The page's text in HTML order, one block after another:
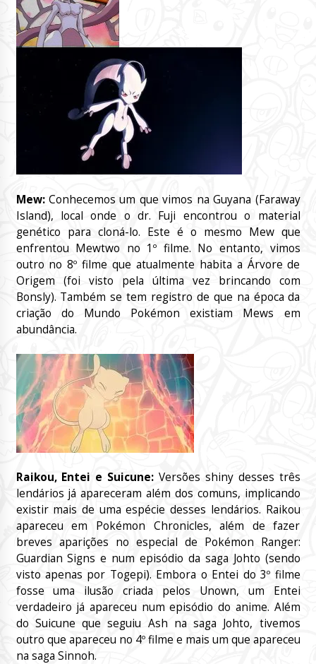
Mew:Conhecemos um que vimos na Guyana (Faraway
Island), local onde o dr. Fuji encontrou o material
genético para cloná-lo. Este é o mesmo Mew que
enfrentou Mewtwo no 1º filme. No entanto, vimos
outro no 8º filme que atualmente habita a Árvore de
Origem (foi visto pela última vez brincando com
Bonsly). Também se tem registro de que na época da
criação do Mundo Pokémon existiam Mews em
abundância.
Raikou, Entei e Suicune: Versões shiny desses três
lendários já apareceram além dos comuns, implicando
existir mais de uma espécie desses lendários. Raikou
apareceu em Pokémon Chronicles, além de fazer
breves aparições no especial de Pokémon Ranger:
Guardian Signs e num episódio da saga Johto (sendo
visto apenas por Togepi). Embora o Entei do 3º filme
fosse uma ilusão criada pelos Unown, um Entei
verdadeiro já apareceu num episódio do anime. Além
do Suicune que seguiu Ash na saga Johto, tivemos
outro que apareceu no 4º filme e mais um que apareceu
na saga Sinnoh.